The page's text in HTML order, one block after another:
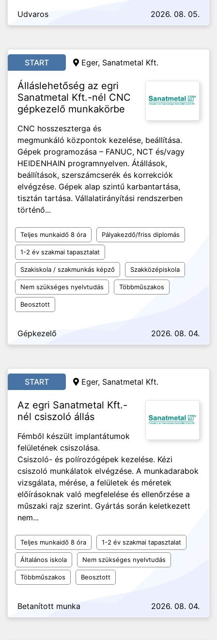
Udvaros 2026. 08. 05.
START Eger, Sanatmetal Kft.
Álláslehetőség az egri
Sanatmetal Kft.-nél CNC
gépkezelő munkakörbe
CNC hosszeszterga és
megmunkáló központok kezelése, beállítása.
Gépek programozása – FANUC, NCT és/vagy
HEIDENHAIN programnyelven. Átállások,
beállítások, szerszámcserék és korrekciók
elvégzése. Gépek alap szintű karbantartása,
tisztán tartása. Vállalatirányítási rendszerben
történő...
Teljes munkaidő 8 óra Pályakezdő/friss diplomás
1-2 év szakmai tapasztalat
Szakiskola / szakmunkás képző Szakközépiskola
Nem szükséges nyelvtudás Többműszakos
Beosztott
Gépkezelő 2026. 08. 04.
START Eger, Sanatmetal Kft.
Az egri Sanatmetal Kft.-
nél csiszoló állás
Fémből készült implantátumok
felületének csiszolása.
Csiszoló- és polírozógépek kezelése. Kézi
csiszoló munkálatok elvégzése. A munkadarabok
vizsgálata, mérése, a felületek és méretek
előírásoknak való megfelelése és ellenőrzése a
műszaki rajz szerint. Gyártás során keletkezett
nem...
Teljes munkaidő 8 óra 1-2 év szakmai tapasztalat
Általános iskola Nem szükséges nyelvtudás
Többműszakos Beosztott
Betanított munka 2026. 08. 04.